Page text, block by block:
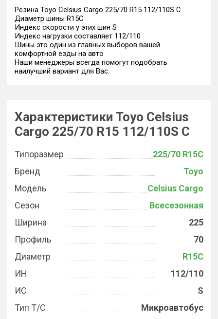
Резина Toyo Celsius Cargo 225/70 R15 112/110S C
Диаметр шины R15C
Индекс скорости у этих шин S
Индекс нагрузки составляет 112/110
Шины это один из главных выборов вашей
комфортной езды на авто
Наши менеджеры всегда помогут подобрать
наилучший вариант для Вас.
Характеристики Toyo Celsius
Cargo 225/70 R15 112/110S C
Типоразмер
225/70 R15C
Бренд
Toyo
Модель
Celsius Cargo
Сезон
Всесезонная
Ширина
225
Профиль
70
Диаметр
R15C
ИН
112/110
ИС
S
Тип Т/С
Микроавтобус